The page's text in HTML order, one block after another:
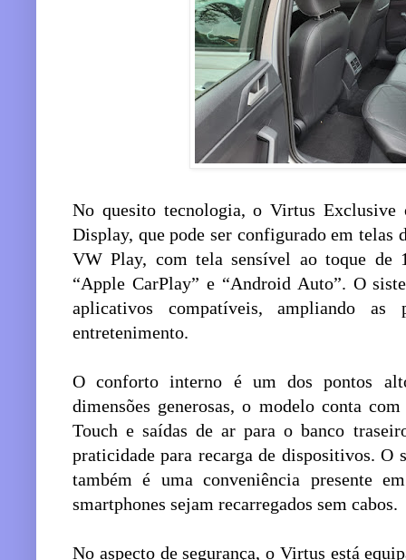
No quesito tecnologia, o Virtus
Display, que pode ser configurado em
VW Play, com tela sensível ao toque de
“Apple CarPlay” e “Android Auto”. O
aplicativos compatíveis, ampliando as
entretenimento.
O conforto interno é um dos pontos
dimensões generosas, o modelo conta
Touch e saídas de ar para o banco
praticidade para recarga de dispositivos. O
também é uma conveniência presente
smartphones sejam recarregados sem cabos.
No aspecto de segurança, o Virtus está